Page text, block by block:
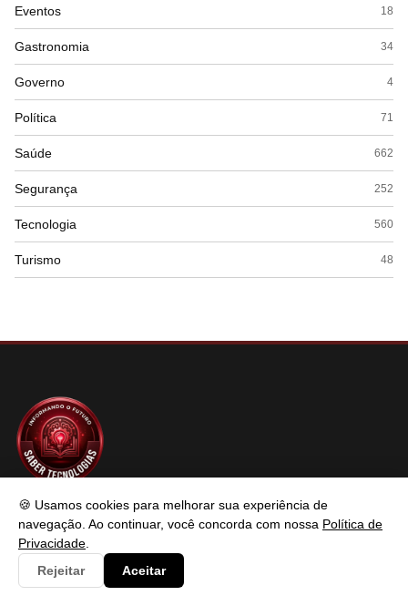
🍪 Usamos cookies para melhorar sua experiência de
navegação. Ao continuar, você concorda com nossa Política de
Privacidade
Rejeitar
Aceitar
Eventos 18
Gastronomia 34
Governo 4
Política 71
Saúde 662
Segurança 252
Tecnologia 560
Turismo 48
SABER TECNOLOGIAS
Saber Tecnologias é um portal de conteúdo atualizado com foco
em informar e resolver os problemas do usuários de maneira